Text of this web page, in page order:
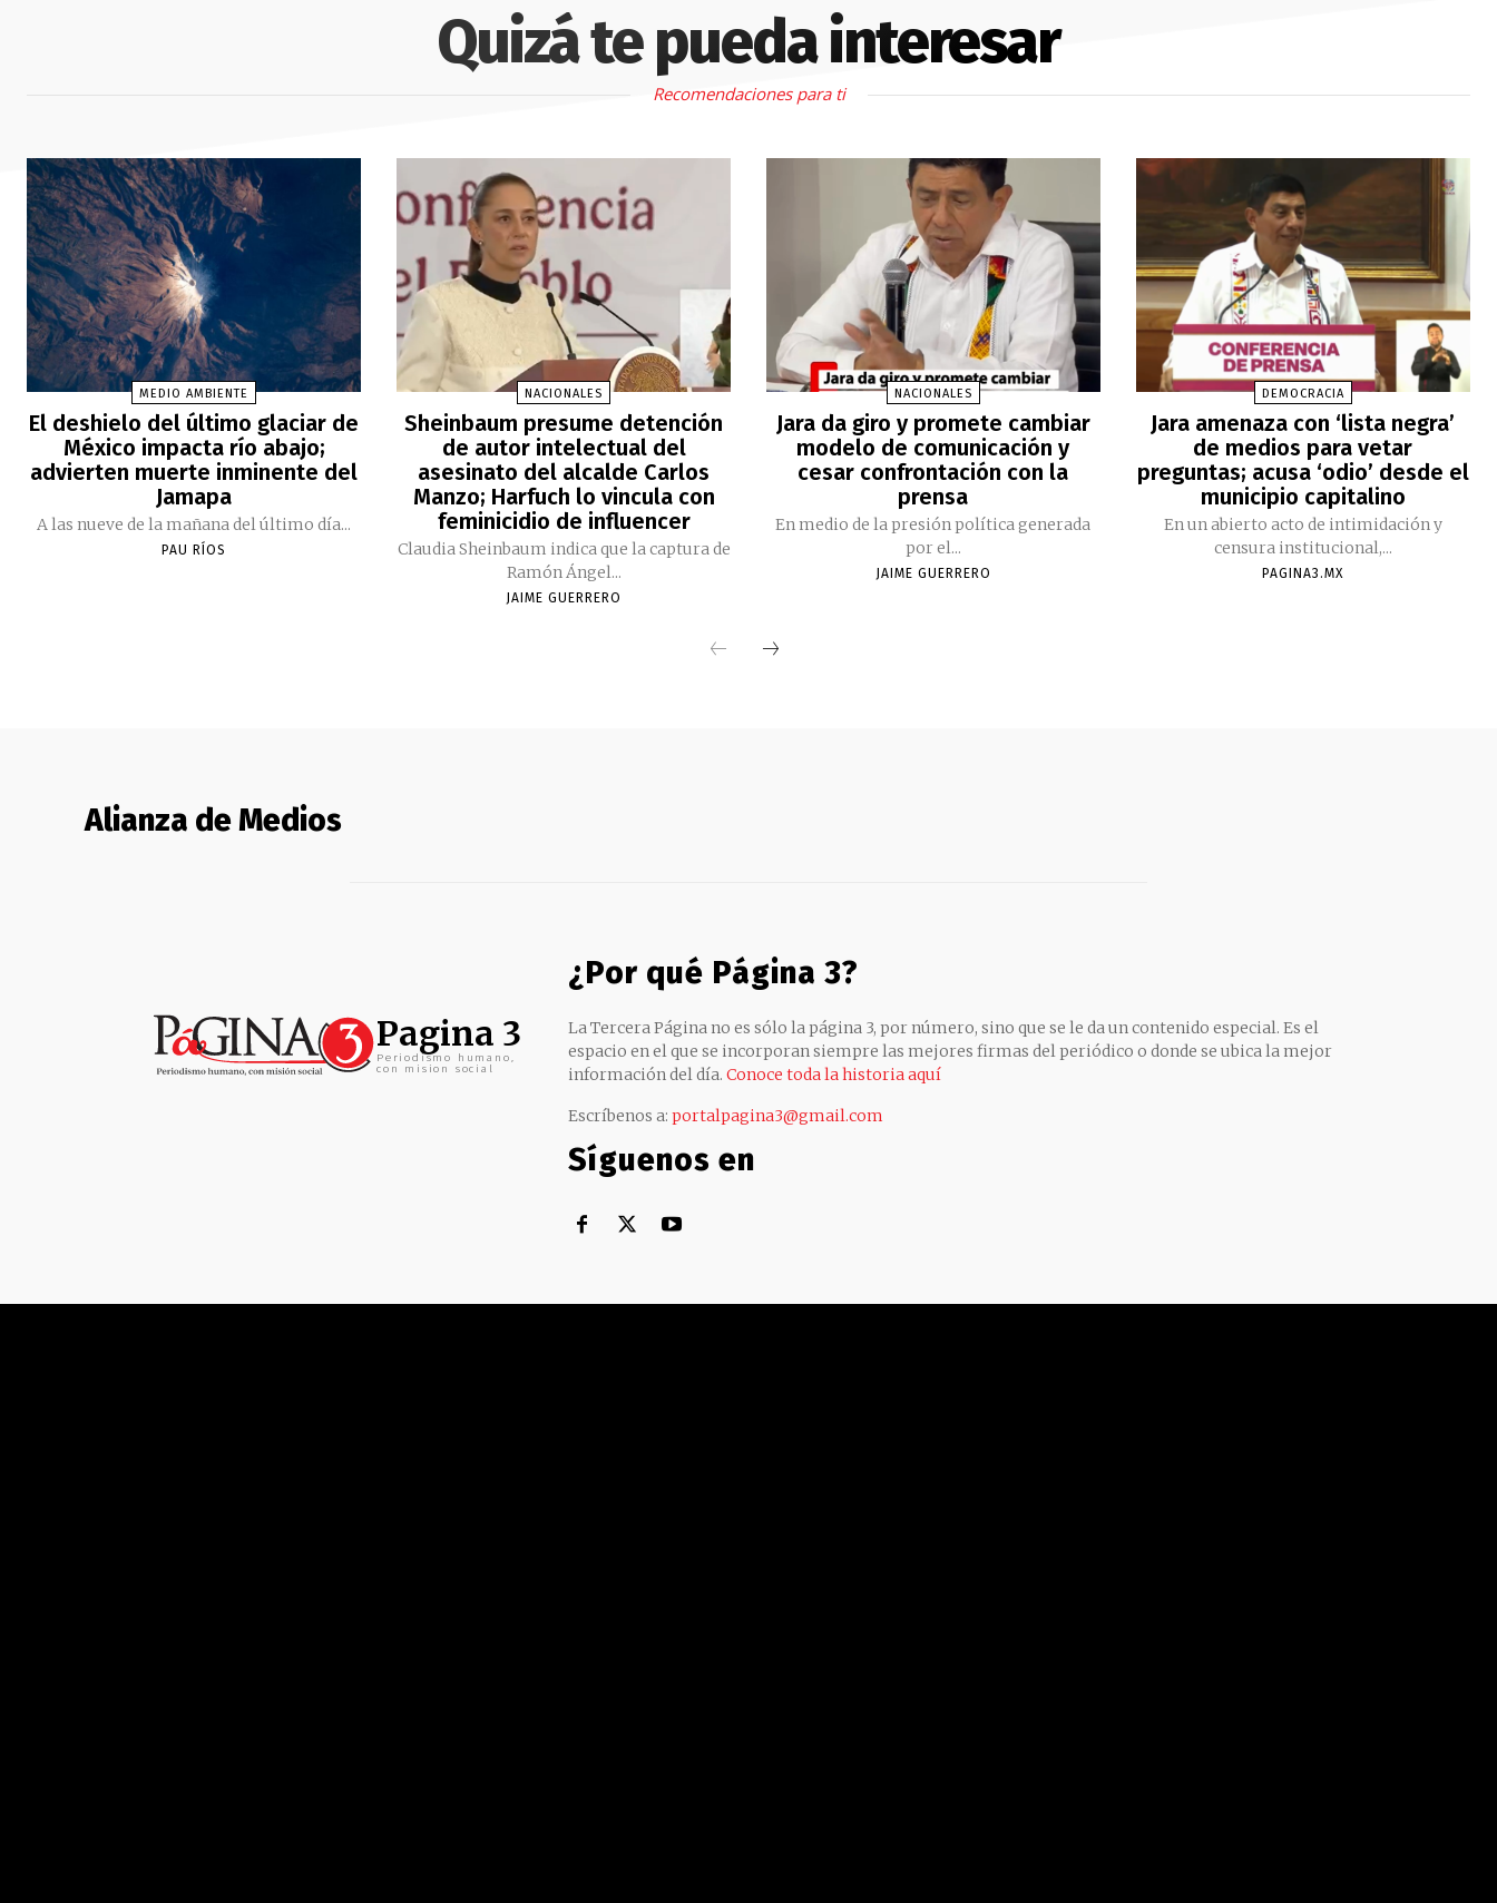
Quizá te pueda interesar
Recomendaciones para ti
MEDIO AMBIENTE
El deshielo del último glaciar de
México impacta río abajo;
advierten muerte inminente del
Jamapa
A las nueve de la mañana del último día...
PAU RÍOS
NACIONALES
Sheinbaum presume detención
de autor intelectual del
asesinato del alcalde Carlos
Manzo; Harfuch lo vincula con
feminicidio de influencer
Claudia Sheinbaum indica que la captura de
Ramón Ángel...
JAIME GUERRERO
NACIONALES
Jara da giro y promete cambiar
modelo de comunicación y
cesar confrontación con la
prensa
En medio de la presión política generada
por el...
JAIME GUERRERO
DEMOCRACIA
Jara amenaza con ‘lista negra’
de medios para vetar
preguntas; acusa ‘odio’ desde el
municipio capitalino
En un abierto acto de intimidación y
censura institucional,...
PAGINA3.MX
Alianza de Medios
Pagina 3
Periodismo humano,
con mision social
¿Por qué Página 3?
La Tercera Página no es sólo la página 3, por número, sino que se le da un contenido especial. Es el
espacio en el que se incorporan siempre las mejores firmas del periódico o donde se ubica la mejor
información del día. Conoce toda la historia aquí
Escríbenos a: portalpagina3@gmail.com
Síguenos en